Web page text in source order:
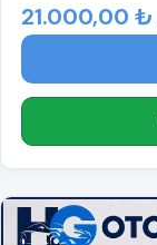
21.000,00 ₺